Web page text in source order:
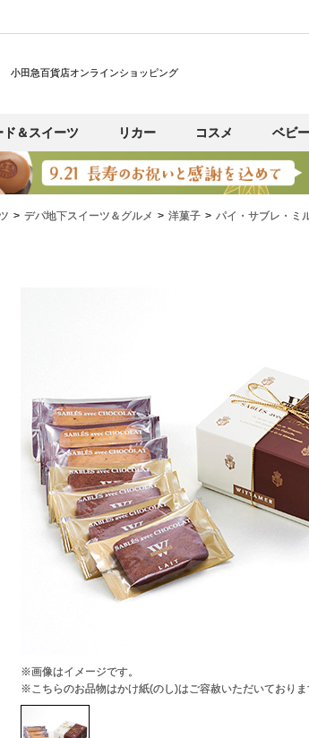
小田急百貨店オンラインショッピング
ド＆スイーツ リカー コスメ ベビ
デパ地下スイーツ＆グルメ 洋菓子 パイ・サブレ・ミ
※画像はイメージです。
※こちらのお品物はかけ紙(のし)はご容赦いただいておりま